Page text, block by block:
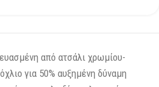
από ατσάλι χρωμίου-
για 50% αυξημένη δύναμη